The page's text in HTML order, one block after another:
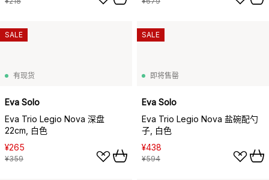
有现货
Eva Solo
Eva Trio Legio Nova 深盘
22cm, 白色
¥265
¥359
SALE
即将售罄
Eva Solo
Eva Trio Legio Nova 盐碗配勺
子, 白色
¥438
¥594
SALE